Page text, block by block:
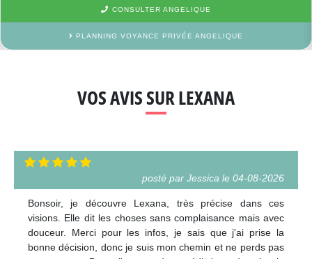
CONSULTER ANGELIQUE
PLANNING VOYANCE PRIVÉE ANGELIQUE
VOS AVIS SUR LEXANA
posté par Jessica le 04-08-2026
Bonsoir, je découvre Lexana, très précise dans ces
visions. Elle dit les choses sans complaisance mais avec
douceur. Merci pour les infos, je sais que j'ai prise la
bonne décision, donc je suis mon chemin et ne perds pas